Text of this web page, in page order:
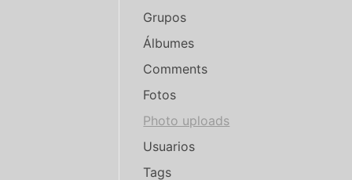
Grupos
Álbumes
Comments
Fotos
Photo uploads
Usuarios
Tags